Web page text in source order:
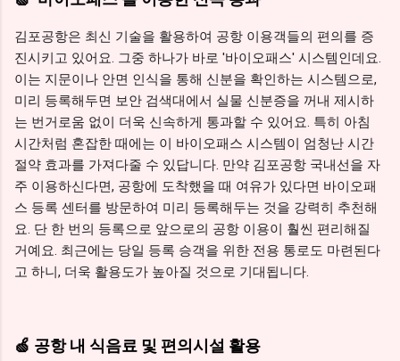
김포공항은 최신 기술을 활용하여 공항 이용객들의 편의를 증
진시키고 있어요. 그중 하나가 바로 '바이오패스' 시스템인데요.
이는 지문이나 안면 인식을 통해 신분을 확인하는 시스템으로,
미리 등록해두면 보안 검색대에서 실물 신분증을 꺼내 제시하
는 번거로움 없이 더욱 신속하게 통과할 수 있어요. 특히 아침
시간처럼 혼잡한 때에는 이 바이오패스 시스템이 엄청난 시간
절약 효과를 가져다줄 수 있답니다. 만약 김포공항 국내선을 자
주 이용하신다면, 공항에 도착했을 때 여유가 있다면 바이오패
스 등록 센터를 방문하여 미리 등록해두는 것을 강력히 추천해
요. 단 한 번의 등록으로 앞으로의 공항 이용이 훨씬 편리해질
거예요. 최근에는 당일 등록 승객을 위한 전용 통로도 마련된다
고 하니, 더욱 활용도가 높아질 것으로 기대됩니다.
🍏 공항 내 식음료 및 편의시설 활용